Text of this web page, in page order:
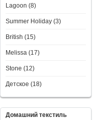
Lagoon (8)
Summer Holiday (3)
British (15)
Melissa (17)
Stone (12)
Детское (18)
Домашний текстиль